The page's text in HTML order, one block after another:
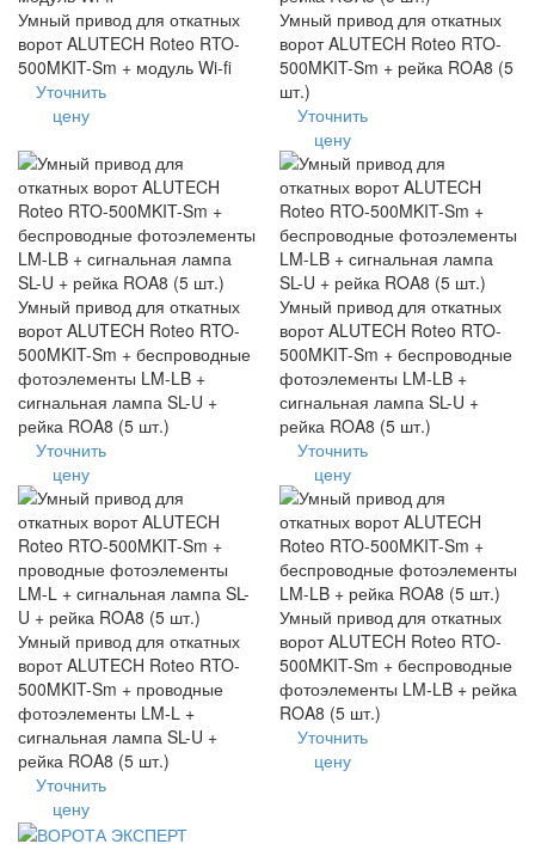
Умный привод для откатных
ворот ALUTECH Roteo RTO-
500MKIT-Sm + модуль Wi-fi
Уточнить
цену
Умный привод для откатных
ворот ALUTECH Roteo RTO-
500MKIT-Sm + рейка ROA8 (5
шт.)
Уточнить
цену
Умный привод для откатных
ворот ALUTECH Roteo RTO-
500MKIT-Sm + беспроводные
фотоэлементы LM-LB +
сигнальная лампа SL-U +
рейка ROA8 (5 шт.)
Уточнить
цену
Умный привод для откатных
ворот ALUTECH Roteo RTO-
500MKIT-Sm + беспроводные
фотоэлементы LM-LB +
сигнальная лампа SL-U +
рейка ROA8 (5 шт.)
Уточнить
цену
Умный привод для откатных
ворот ALUTECH Roteo RTO-
500MKIT-Sm + проводные
фотоэлементы LM-L +
сигнальная лампа SL-U +
рейка ROA8 (5 шт.)
Уточнить
цену
Умный привод для откатных
ворот ALUTECH Roteo RTO-
500MKIT-Sm + беспроводные
фотоэлементы LM-LB + рейка
ROA8 (5 шт.)
Уточнить
цену